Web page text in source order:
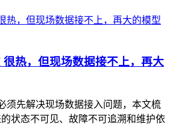
热，但现场数据接不上，再大
须先解决现场数据接入问题，本文梳
状态不可见、故障不可追溯和维护依